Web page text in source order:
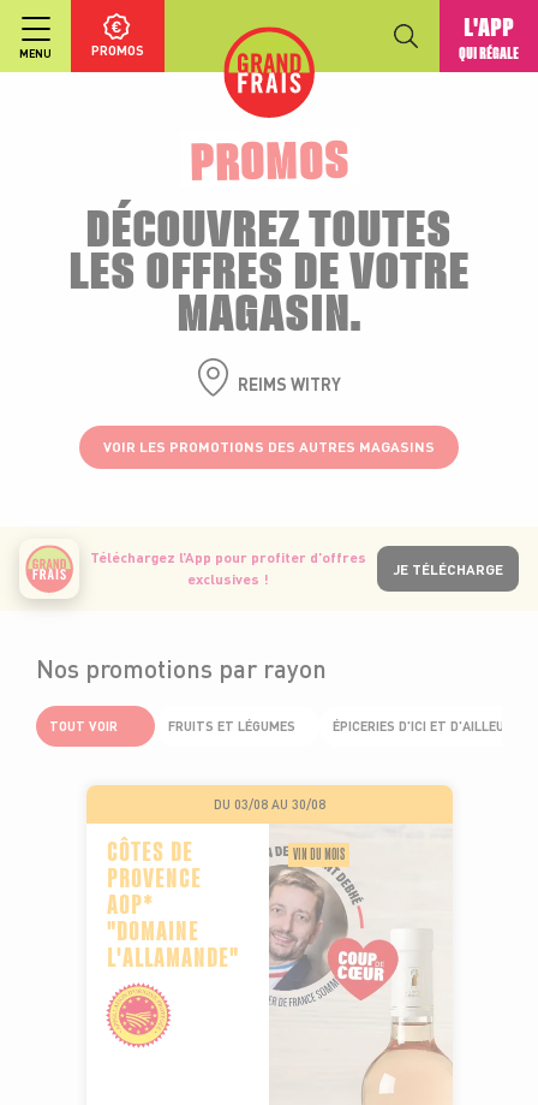
MENU PROMOS
L'APP
QUI RÉGALE
PROMOS
DÉCOUVREZ TOUTES
LES OFFRES DE VOTRE
MAGASIN.
REIMS WITRY
VOIR LES PROMOTIONS DES AUTRES MAGASINS
Téléchargez l’App pour profiter d’offres
exclusives !
JE TÉLÉCHARGE
Nos promotions par rayon
TOUT VOIR FRUITS ET LÉGUMES ÉPICERIES D'ICI ET D'AILLEURS
DU 03/08 AU 30/08
CÔTES DE
PROVENCE
AOP*
"DOMAINE
L'ALLAMANDE"
VIN DU MOIS